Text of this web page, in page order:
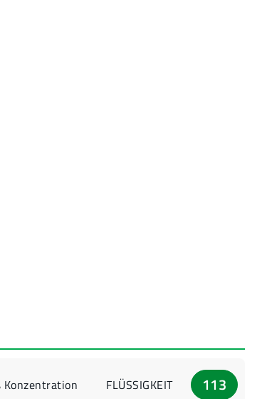
Konzentration FLÜSSIGKEIT 113